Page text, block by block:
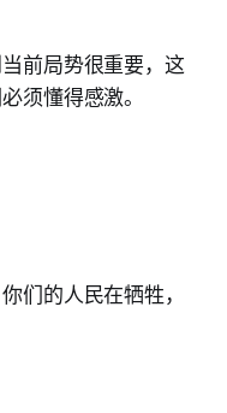
前局势很重要，这
须懂得感激。
们的人民在牺牲，